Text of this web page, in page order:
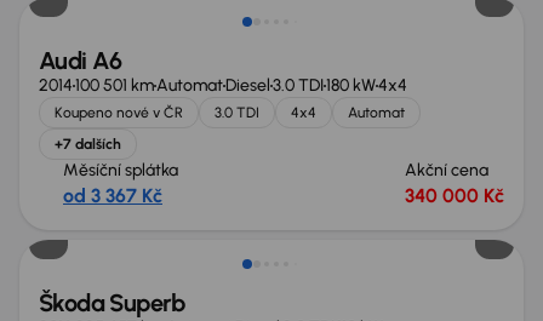
Audi A6
2014100 501 kmAutomatDiesel3.0 TDI180 kW4x4
Koupeno nové v ČR 3.0 TDI 4x4
Automat
+7 dalších
Měsíční splátka
od 3 367 Kč
Akční cena
340 000 Kč
Škoda Superb